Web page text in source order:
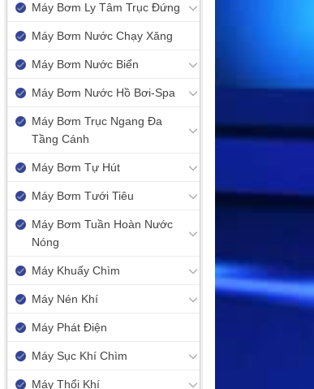
Máy Bơm Ly Tâm Trục Đứng
Máy Bơm Nước Chạy Xăng
Máy Bơm Nước Biển
Máy Bơm Nước Hồ Bơi-Spa
Máy Bơm Trục Ngang Đa
Tầng Cánh
Máy Bơm Tự Hút
Máy Bơm Tưới Tiêu
Máy Bơm Tuần Hoàn Nước
Nóng
Máy Khuấy Chìm
Máy Nén Khí
Máy Phát Điện
Máy Sục Khí Chìm
Máy Thổi Khí